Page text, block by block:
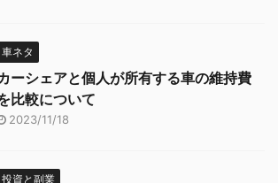
車ネタ
ーシェアと個人が所有する車の維持費
比較について
2023/11/18
投資と副業